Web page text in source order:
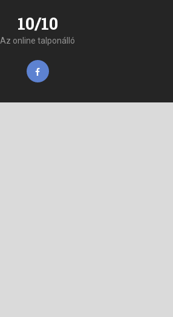
10/10
Az online talponálló